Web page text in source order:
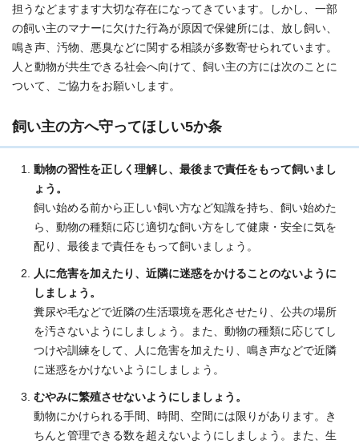
担うなどますます大切な存在になってきています。しかし、一部
の飼い主のマナーに欠けた行為が原因で保健所には、放し飼い、
鳴き声、汚物、悪臭などに関する相談が多数寄せられています。
人と動物が共生できる社会へ向けて、飼い主の方には次のことに
ついて、ご協力をお願いします。
飼い主の方へ守ってほしい5か条
動物の習性を正しく理解し、最後まで責任をもって飼いまし
ょう。
飼い始める前から正しい飼い方など知識を持ち、飼い始めた
ら、動物の種類に応じ適切な飼い方をして健康・安全に気を
配り、最後まで責任をもって飼いましょう。
人に危害を加えたり、近隣に迷惑をかけることのないように
しましょう。
糞尿や毛などで近隣の生活環境を悪化させたり、公共の場所
を汚さないようにしましょう。また、動物の種類に応じてし
つけや訓練をして、人に危害を加えたり、鳴き声などで近隣
に迷惑をかけないようにしましょう。
むやみに繁殖させないようにしましょう。
動物にかけられる手間、時間、空間には限りがあります。き
ちんと管理できる数を超えないようにしましょう。また、生